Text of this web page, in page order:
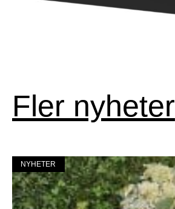
Fler nyheter
NYHETER